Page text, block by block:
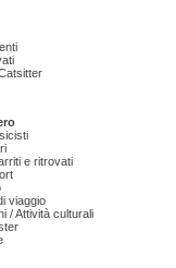
e ritrovati
viaggio
/ Attività culturali